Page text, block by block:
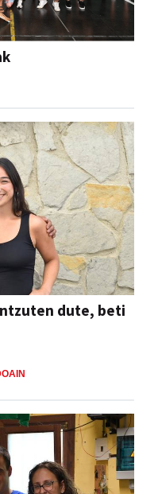
dute, beti